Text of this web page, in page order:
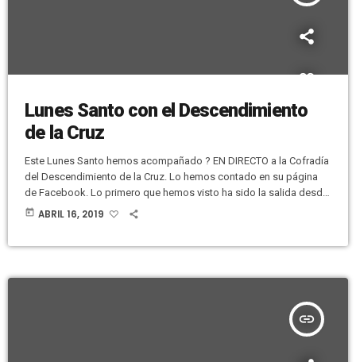
Lunes Santo con el Descendimiento
de la Cruz
Este Lunes Santo hemos acompañado ? EN DIRECTO a la Cofradía
del Descendimiento de la Cruz. Lo hemos contado en su página
de Facebook. Lo primero que hemos visto ha sido la salida desde
la parroquia del Sagrado Corazón de Jesús. [facebook
url="https://www.facebook.com/COFRADIADESCENDIMIENTOELC
HE/videos/594383777733955/" /] Más tarde hemos visto […]
today ABRIL 16, 2019
insert_link